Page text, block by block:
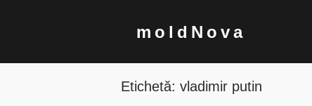
moldNova
Etichetă: vladimir putin